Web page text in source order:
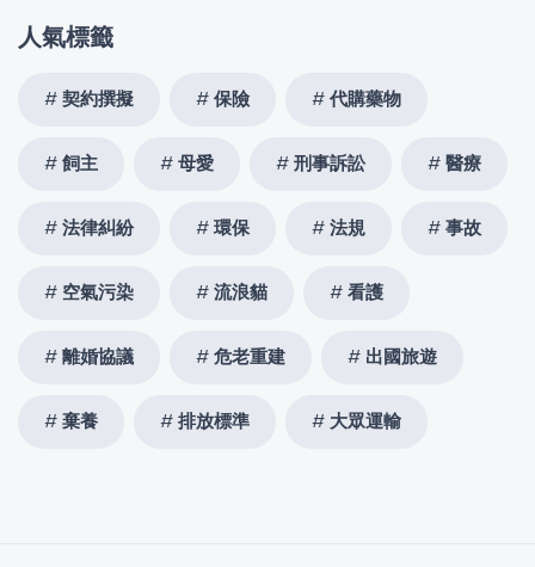
人氣標籤
契約撰擬 保險 代購藥物
飼主 母愛 刑事訴訟 醫療
法律糾紛 環保 法規 事故
空氣污染 流浪貓 看護
離婚協議 危老重建 出國旅遊
棄養 排放標準 大眾運輸